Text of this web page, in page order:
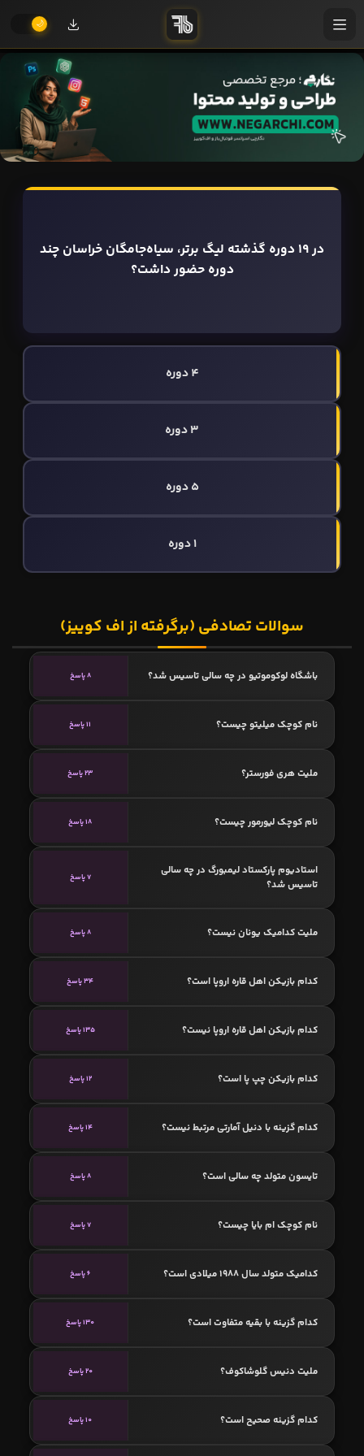
در 19 دوره گذشته لیگ برتر، سیاه‌جامگان خراسان چند
دوره حضور داشت؟
4 دوره
3 دوره
5 دوره
1 دوره
سوالات تصادفی (برگرفته از اف کوییز)
باشگاه لوکوموتیو در چه سالی تاسیس شد؟ 8 پاسخ
نام کوچک میلیتو چیست؟ 11 پاسخ
ملیت هری فورستر؟ 23 پاسخ
نام کوچک لیورمور چیست؟ 18 پاسخ
استادیوم پارکستاد لیمبورگ در چه سالی
تاسیس شد؟
7 پاسخ
ملیت کدامیک یونان نیست؟ 8 پاسخ
کدام بازیکن اهل قاره اروپا است؟ 34 پاسخ
کدام بازیکن اهل قاره اروپا نیست؟ 135 پاسخ
کدام بازیکن چپ پا است؟ 12 پاسخ
کدام گزینه با دنیل آمارتی مرتبط نیست؟ 14 پاسخ
تایسون متولد چه سالی است؟ 8 پاسخ
نام کوچک ام بایا چیست؟ 7 پاسخ
کدامیک متولد سال 1988 میلادی است؟ 6 پاسخ
کدام گزینه با بقیه متفاوت است؟ 130 پاسخ
ملیت دنیس گلوشاکوف؟ 20 پاسخ
کدام گزینه صحیح است؟ 10 پاسخ